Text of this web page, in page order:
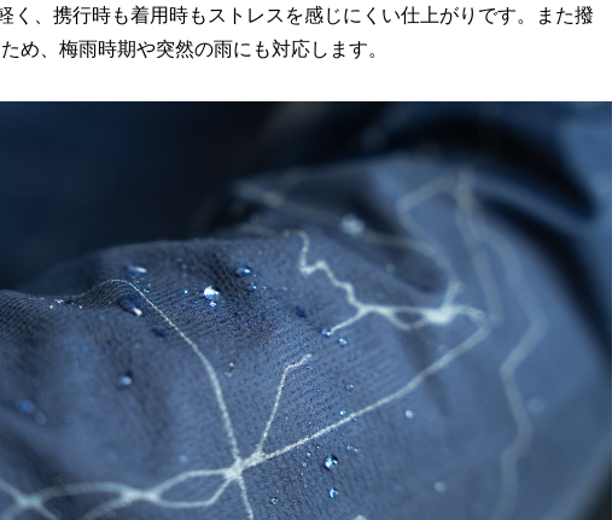
く、携行時も着用時もストレスを感じにくい仕上がりです。また撥
め、梅雨時期や突然の雨にも対応します。